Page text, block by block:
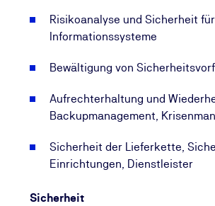
Risikoanalyse und Sicherheit für
Informationssysteme
Bewältigung von
Aufrechterhaltung und
Backupmanagement,
Sicherheit der Lieferkette,
Einrichtungen, Dienstleister
Sicherheit